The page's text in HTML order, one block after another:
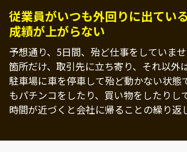
従業員がいつも外回りに出てい
成績が上がらない
予想通り、5日間、殆ど仕事をしていま
箇所だけ、取引先に立ち寄り、それ以外
駐車場に車を停車して殆ど動かない状態
もパチンコをしたり、買い物をしたりし
時間が近づくと会社に帰ることの繰り返